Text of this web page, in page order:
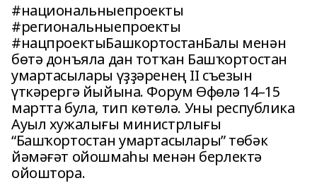
#национальныепроекты
#региональныепроекты
#нацпроектыБашкортостанБалы менән
бөтә донъяла дан тотҡан Башҡортостан
умартасылары үҙҙәренең II съезын
үткәрергә йыйына. Форум Өфөлә 14–15
мартта була, тип көтөлә. Уны республика
Ауыл хужалығы министрлығы
“Башҡортостан умартасылары” төбәк
йәмәғәт ойошмаһы менән берлектә
ойоштора.